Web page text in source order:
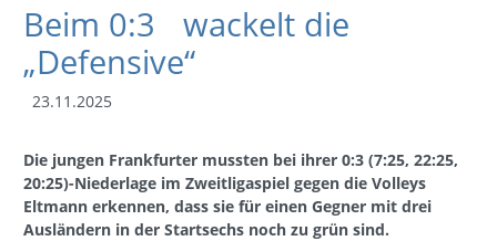
Beim 0:3 wackelt die
„Defensive“
23.11.2025
Die jungen Frankfurter mussten bei ihrer 0:3 (7:25, 22:25,
20:25)-Niederlage im Zweitligaspiel gegen die Volleys
Eltmann erkennen, dass sie für einen Gegner mit drei
Ausländern in der Startsechs noch zu grün sind.